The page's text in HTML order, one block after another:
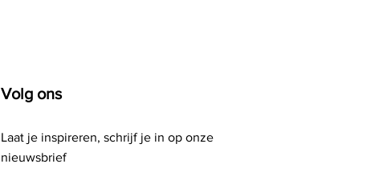
Volg ons
Laat je inspireren, schrijf je in op onze
nieuwsbrief